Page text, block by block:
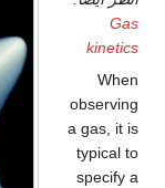
Gas
kinetics
When
observing
a gas, it is
typical to
specify a